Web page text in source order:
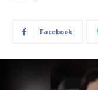
Facebook